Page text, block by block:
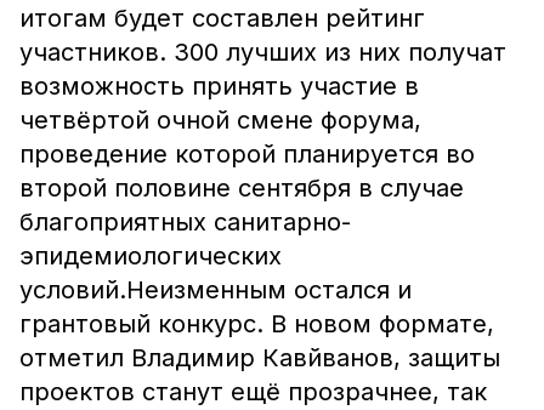
итогам будет составлен рейтинг
участников. 300 лучших из них получат
возможность принять участие в
четвёртой очной смене форума,
проведение которой планируется во
второй половине сентября в случае
благоприятных санитарно-
эпидемиологических
условий.Неизменным остался и
грантовый конкурс. В новом формате,
отметил Владимир Кавйванов, защиты
проектов станут ещё прозрачнее, так